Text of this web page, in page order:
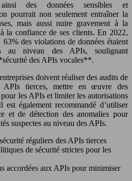
ainsi des données sensibles et
pourrait non seulement entraîner la
mais aussi nuire gravement à la
la confiance de ses clients. En 2022,
des violations de données étaient
au niveau des APIs, soulignant
des APIs vocales**.
doivent réaliser des audits de
APIs tierces, mettre en œuvre des
les APIs et limiter les autorisations
est également recommandé d’utiliser
et de détection des anomalies pour
suspectes au niveau des APIs.
réguliers des APIs tierces
de sécurité strictes pour les
accordées aux APIs pour minimiser